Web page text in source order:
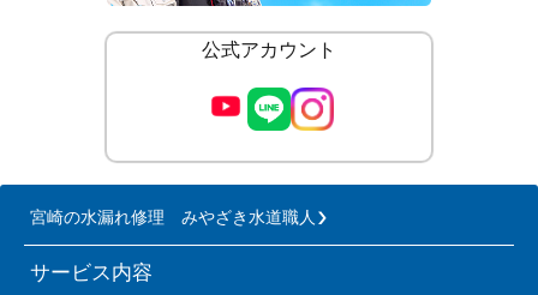
公式アカウント
宮崎の水漏れ修理 みやざき水道職人
サービス内容